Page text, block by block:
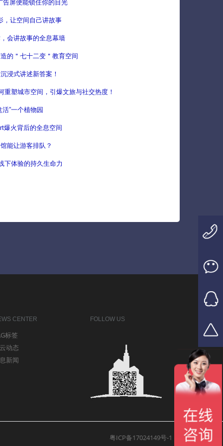
告屏便能锁住你的目光
，让空间自己讲故事
会讲故事的全息幕墙
的＂七十二变＂教育空间
浸式讲述新答案！
塑城市空间，引爆文旅与社交热度！
”一个植物园
爆火背后的全息空间
能让游客排队？
下体验的持久生命力
CENTER
标签
动态
新闻
FOLLOW US
粤ICP备17024149号-1